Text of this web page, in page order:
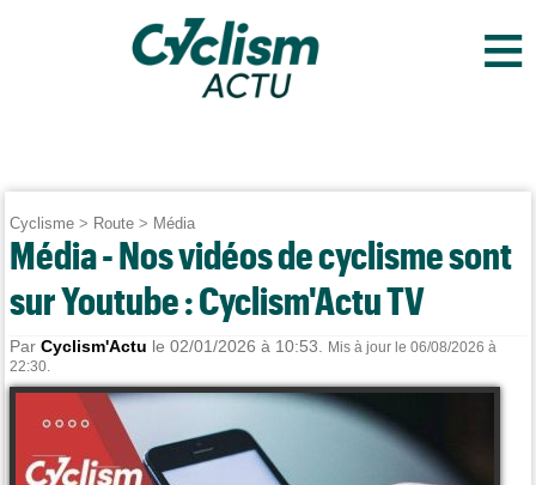
≡
Cyclisme > Route > Média
Média - Nos vidéos de cyclisme sont
sur Youtube : Cyclism'Actu TV
ParCyclism'Actu le 02/01/2026 à 10:53.
Mis à jour le 06/08/2026 à
22:30.